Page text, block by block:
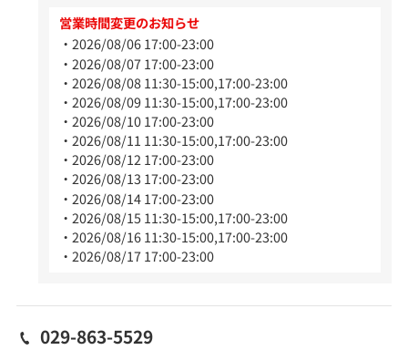
営業時間変更のお知らせ
2026/08/06 17:00-23:00
2026/08/07 17:00-23:00
2026/08/08 11:30-15:00,17:00-23:00
2026/08/09 11:30-15:00,17:00-23:00
2026/08/10 17:00-23:00
2026/08/11 11:30-15:00,17:00-23:00
2026/08/12 17:00-23:00
2026/08/13 17:00-23:00
2026/08/14 17:00-23:00
2026/08/15 11:30-15:00,17:00-23:00
2026/08/16 11:30-15:00,17:00-23:00
2026/08/17 17:00-23:00
029-863-5529